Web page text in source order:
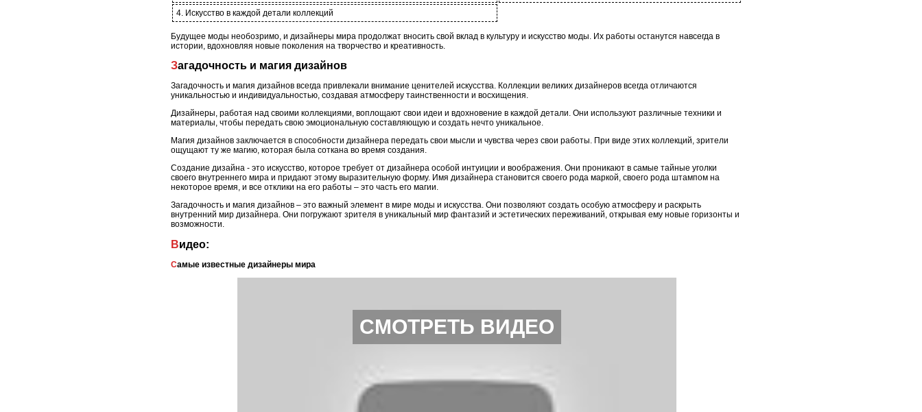
4. Искусство в каждой детали коллекций
Будущее моды необозримо, и дизайнеры мира продолжат вносить свой вклад в культуру и искусство моды. Их работы останутся навсегда в
истории, вдохновляя новые поколения на творчество и креативность.
Загадочность и магия дизайнов
Загадочность и магия дизайнов всегда привлекали внимание ценителей искусства. Коллекции великих дизайнеров всегда отличаются
уникальностью и индивидуальностью, создавая атмосферу таинственности и восхищения.
Дизайнеры, работая над своими коллекциями, воплощают свои идеи и вдохновение в каждой детали. Они используют различные техники и
материалы, чтобы передать свою эмоциональную составляющую и создать нечто уникальное.
Магия дизайнов заключается в способности дизайнера передать свои мысли и чувства через свои работы. При виде этих коллекций, зрители
ощущают ту же магию, которая была соткана во время создания.
Создание дизайна - это искусство, которое требует от дизайнера особой интуиции и воображения. Они проникают в самые тайные уголки
своего внутреннего мира и придают этому выразительную форму. Имя дизайнера становится своего рода маркой, своего рода штампом на
некоторое время, и все отклики на его работы – это часть его магии.
Загадочность и магия дизайнов – это важный элемент в мире моды и искусства. Они позволяют создать особую атмосферу и раскрыть
внутренний мир дизайнера. Они погружают зрителя в уникальный мир фантазий и эстетических переживаний, открывая ему новые горизонты и
возможности.
Видео:
Самые известные дизайнеры мира
СМОТРЕТЬ ВИДЕО